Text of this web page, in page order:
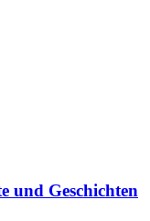
und Geschichten